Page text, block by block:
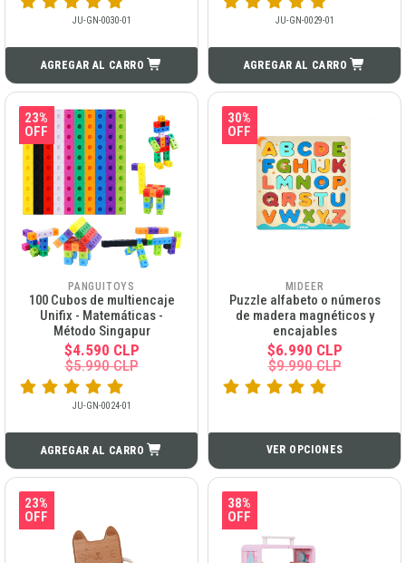
JU-GN-0030-01
AGREGAR AL CARRO
JU-GN-0029-01
AGREGAR AL CARRO
23%
OFF
PANGUITOYS
100 Cubos de multiencaje
Unifix - Matemáticas -
Método Singapur
$4.590 CLP
$5.990 CLP
JU-GN-0024-01
AGREGAR AL CARRO
30%
OFF
MIDEER
Puzzle alfabeto o números
de madera magnéticos y
encajables
$6.990 CLP
$9.990 CLP
VER OPCIONES
23%
OFF
38%
OFF